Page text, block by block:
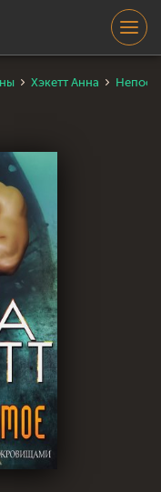
Хэкетт Анна